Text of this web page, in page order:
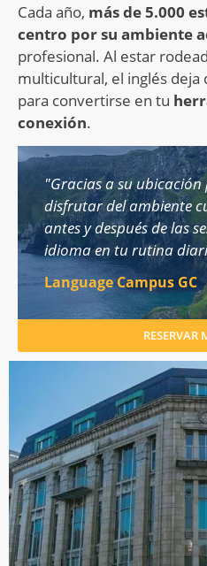
Cada año, más de 5.000
centro por su ambiente
profesional. Al estar
multicultural, el inglés deja
para convertirse en tu
conexión.
"Gracias a su
disfrutar del ambiente
antes y después de las
idioma en tu rutina
Language Campus GC
RESERVAR